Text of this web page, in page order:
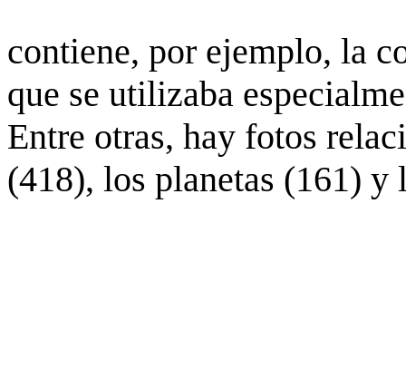
contiene, por ejemplo, la
que se utilizaba
Entre otras, hay fotos
(418), los planetas (161) y